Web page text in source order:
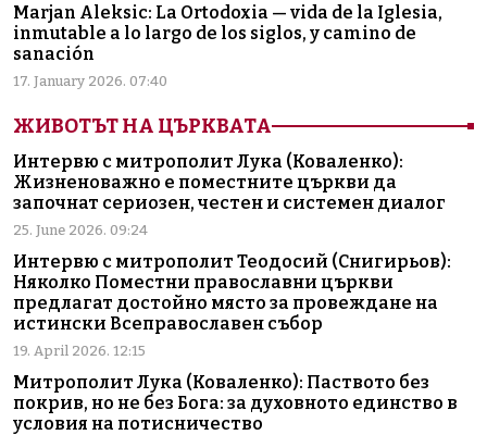
Marjan Aleksic: La Ortodoxia — vida de la Iglesia,
inmutable a lo largo de los siglos, y camino de
sanación
17. January 2026. 07:40
ЖИВОТЪТ НА ЦЪРКВАТА
Интервю с митрополит Лука (Коваленко):
Жизненоважно е поместните църкви да
започнат сериозен, честен и системен диалог
25. June 2026. 09:24
Интервю с митрополит Теодосий (Снигирьов):
Няколко Поместни православни църкви
предлагат достойно място за провеждане на
истински Всеправославен събор
19. April 2026. 12:15
Митрополит Лука (Коваленко): Паството без
покрив, но не без Бога: за духовното единство в
условия на потисничество